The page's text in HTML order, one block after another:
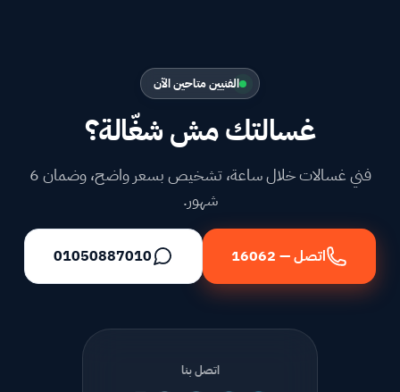
الفنيين متاحين الآن
غسالتك مش شغّالة؟
فني غسالات خلال ساعة، تشخيص بسعر واضح، وضمان 6
شهور.
اتصل — 16062 01050887010
اتصل بنا